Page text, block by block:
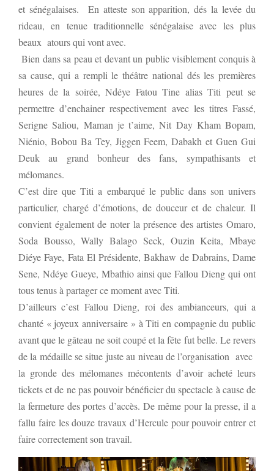
et sénégalaises. En atteste son apparition, dés la levée du
rideau, en tenue traditionnelle sénégalaise avec les plus
beaux atours qui vont avec.
Bien dans sa peau et devant un public visiblement conquis à
sa cause, qui a rempli le théâtre national dés les premières
heures de la soirée, Ndéye Fatou Tine alias Titi peut se
permettre d’enchainer respectivement avec les titres Fassé,
Serigne Saliou, Maman je t’aime, Nit Day Kham Bopam,
Niénio, Bobou Ba Tey, Jiggen Feem, Dabakh et Guen Gui
Deuk au grand bonheur des fans, sympathisants et
mélomanes.
C’est dire que Titi a embarqué le public dans son univers
particulier, chargé d’émotions, de douceur et de chaleur. Il
convient également de noter la présence des artistes Omaro,
Soda Bousso, Wally Balago Seck, Ouzin Keita, Mbaye
Diéye Faye, Fata El Présidente, Bakhaw de Dabrains, Dame
Sene, Ndéye Gueye, Mbathio ainsi que Fallou Dieng qui ont
tous tenus à partager ce moment avec Titi.
D’ailleurs c’est Fallou Dieng, roi des ambianceurs, qui a
chanté « joyeux anniversaire » à Titi en compagnie du public
avant que le gâteau ne soit coupé et la fête fut belle. Le revers
de la médaille se situe juste au niveau de l’organisation avec
la gronde des mélomanes mécontents d’avoir acheté leurs
tickets et de ne pas pouvoir bénéficier du spectacle à cause de
la fermeture des portes d’accès. De même pour la presse, il a
fallu faire les douze travaux d’Hercule pour pouvoir entrer et
faire correctement son travail.